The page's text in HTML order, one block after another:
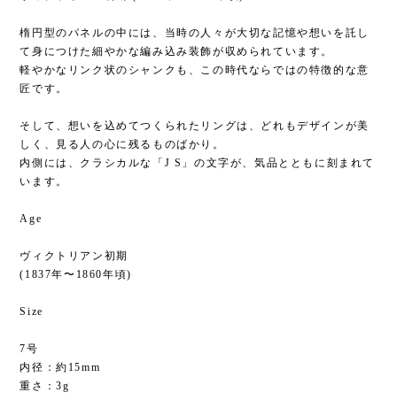
楕円型のパネルの中には、当時の人々が大切な記憶や想いを託し
て身につけた細やかな編み込み装飾が収められています。
軽やかなリンク状のシャンクも、この時代ならではの特徴的な意
匠です。
そして、想いを込めてつくられたリングは、どれもデザインが美
しく、見る人の心に残るものばかり。
内側には、クラシカルな「J S」の文字が、気品とともに刻まれて
います。
Age
ヴィクトリアン初期
(1837年〜1860年頃)
Size
7号
内径：約15mm
重さ：3g